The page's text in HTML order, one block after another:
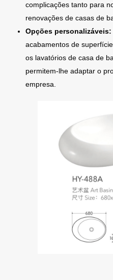
complicações tanto para
renovações de casas de
Opções personalizáveis:
acabamentos de
os lavatórios de casa de
permitem-lhe adaptar o
empresa.